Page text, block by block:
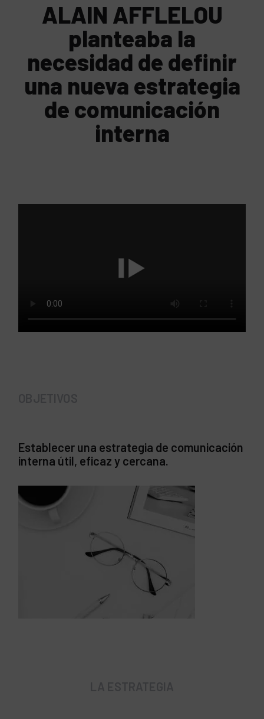
ALAIN AFFLELOU
planteaba la
necesidad de definir
una nueva estrategia
de comunicación
interna
Establecer una estrategia de comunicación
interna útil, eficaz y cercana.